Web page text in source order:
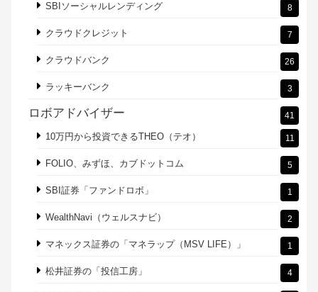
SBIソーシャルレンディング 8
クラウドクレジット 7
クラウドバンク 26
ラッキーバンク 3
ロボアドバイザー 41
10万円から投資できるTHEO（テオ） 11
FOLIO、みずほ、カブドットコム 5
SBI証券「ファンドロボ」 1
WealthNavi（ウェルスナビ） 2
マネックス証券の「マネラップ（MSV LIFE）」 1
松井証券の「投信工房」 4